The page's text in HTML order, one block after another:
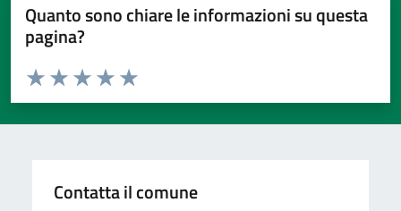
Quanto sono chiare le informazioni su questa
pagina?
Valuta da 1 a 5 stelle la pagina
Valuta 5 stelle su 5
Valuta 4 stelle su 5
Valuta 3 stelle su 5
Valuta 2 stelle su 5
Valuta 1 stelle su 5
Contatta il comune